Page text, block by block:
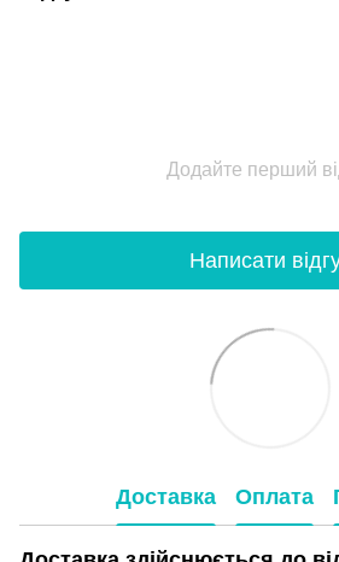
Додайте перший
Написати
Доставка Оплата